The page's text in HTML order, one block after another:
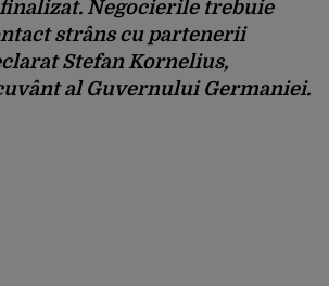
Negocierile trebuie
strâns cu partenerii
Stefan Kornelius,
al Guvernului Germaniei.